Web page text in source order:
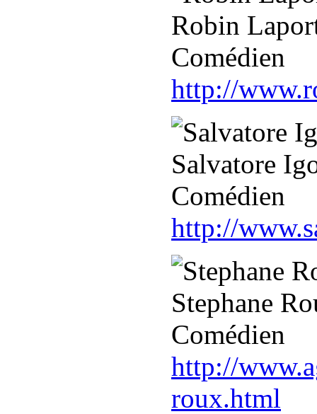
Robin
Comédien
http://
Salvatore
Comédien
http://
Stephane
Comédien
http://
roux.html